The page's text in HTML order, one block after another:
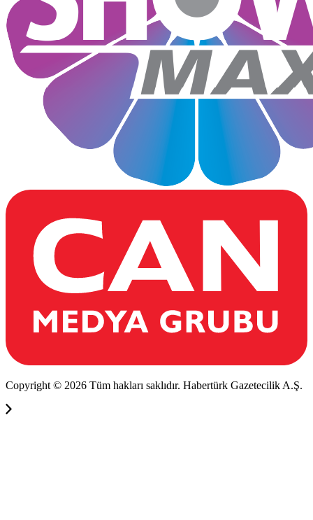
Copyright © 2026 Tüm hakları saklıdır. Habertürk Gazetecilik A.Ş.